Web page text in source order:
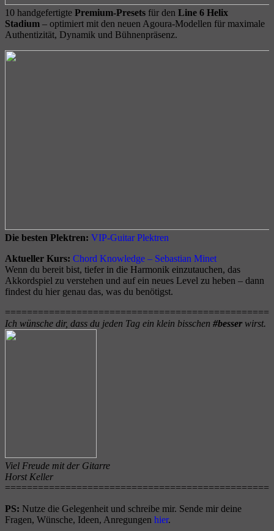
10 handgefertigte Premium-Presets für den Line 6 Helix
Stadium – optimiert mit den neuen Agoura-Modellen für maximale
Authentizität, Dynamik und Bühnenpräsenz.
Die besten Plektren: VIP-Guitar Plektren
Aktueller Kurs: Chord Knowledge – Sebastian Minet
Wenn du bereit bist, tiefer in die Harmonik einzutauchen, das
Akkordspiel zu verstehen und auf ein neues Level zu heben – dann
findest du hier genau das, was du benötigst.
Ich wünsche dir, dass du jeden Tag ein klein bisschen #besser wirst.
Viel Freude mit der Gitarre
Horst Keller
PS: Nutze die Gelegenheit und schreibe mir. Sende mir deine
Fragen, Wünsche, Ideen, Anregungen hier.